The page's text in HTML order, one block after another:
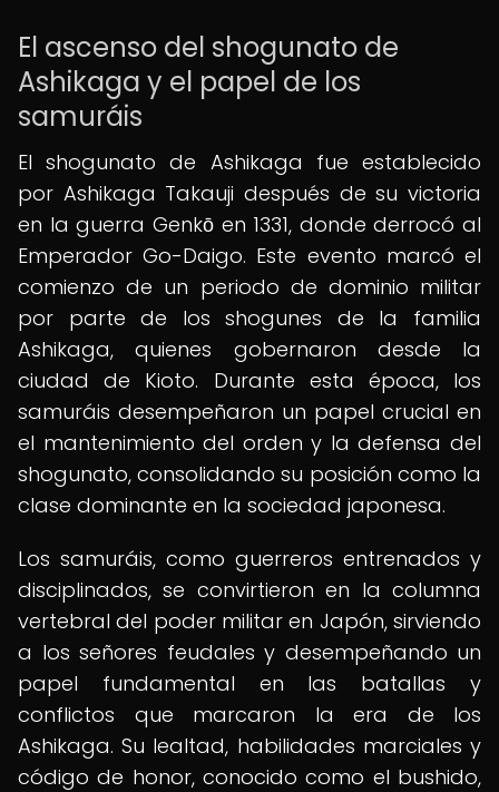
El ascenso del shogunato de
Ashikaga y el papel de los
samuráis
El shogunato de Ashikaga fue establecido
por Ashikaga Takauji después de su victoria
en la guerra Genkō en 1331, donde derrocó al
Emperador Go-Daigo. Este evento marcó el
comienzo de un periodo de dominio militar
por parte de los shogunes de la familia
Ashikaga, quienes gobernaron desde la
ciudad de Kioto. Durante esta época, los
samuráis desempeñaron un papel crucial en
el mantenimiento del orden y la defensa del
shogunato, consolidando su posición como la
clase dominante en la sociedad japonesa.
Los samuráis, como guerreros entrenados y
disciplinados, se convirtieron en la columna
vertebral del poder militar en Japón, sirviendo
a los señores feudales y desempeñando un
papel fundamental en las batallas y
conflictos que marcaron la era de los
Ashikaga. Su lealtad, habilidades marciales y
código de honor, conocido como el bushido,